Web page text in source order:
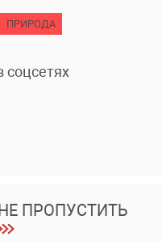
ПРИРОДА
соцсетях
ПРОПУСТИТЬ